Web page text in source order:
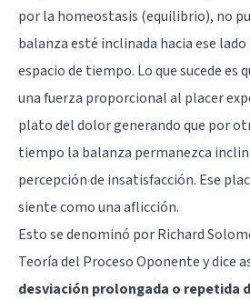
por la homeostasis (equilibrio), no
balanza esté inclinada hacia ese
espacio de tiempo. Lo que sucede es
una fuerza proporcional al placer
plato del dolor generando que por
tiempo la balanza permanezca
percepción de insatisfacción. Ese
siente como una aflicción.
Esto se denominó por Richard
Teoría del Proceso Oponente y dice
desviación prolongada o repetida